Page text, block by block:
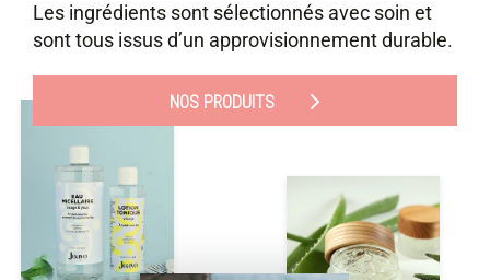
Les ingrédients sont sélectionnés avec soin et
sont tous issus d’un approvisionnement durable.
NOS PRODUITS